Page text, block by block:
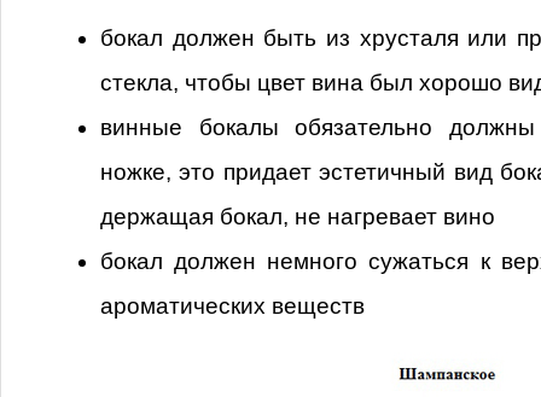
бокал должен быть из хрусталя или
стекла, чтобы цвет вина был хорошо
винные бокалы обязательно
ножке, это придает эстетичный вид
держащая бокал, не нагревает вино
бокал должен немного сужаться к
ароматических веществ